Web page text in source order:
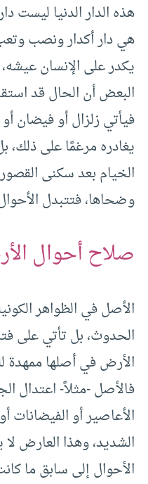
هذه الدار الدنيا ليست
هي دار أكدار ونصب
يكدر على الإنسان
البعض أن الحال قد
فيأتي زلزال أو فيضان
يغادره مرغمًا على ذلك،
الخيام بعد سكنى
وضحاها، فتتبدل
صلاح أحوال
الأصل في الظواهر
الحدوث، بل تأتي على
الأرض في أصلها ممهدة
فالأصل -مثلاً- اعتدال
الأعاصير أو الفيضانات
الشديد، وهذا العارض
الأحوال إلى سابق ما